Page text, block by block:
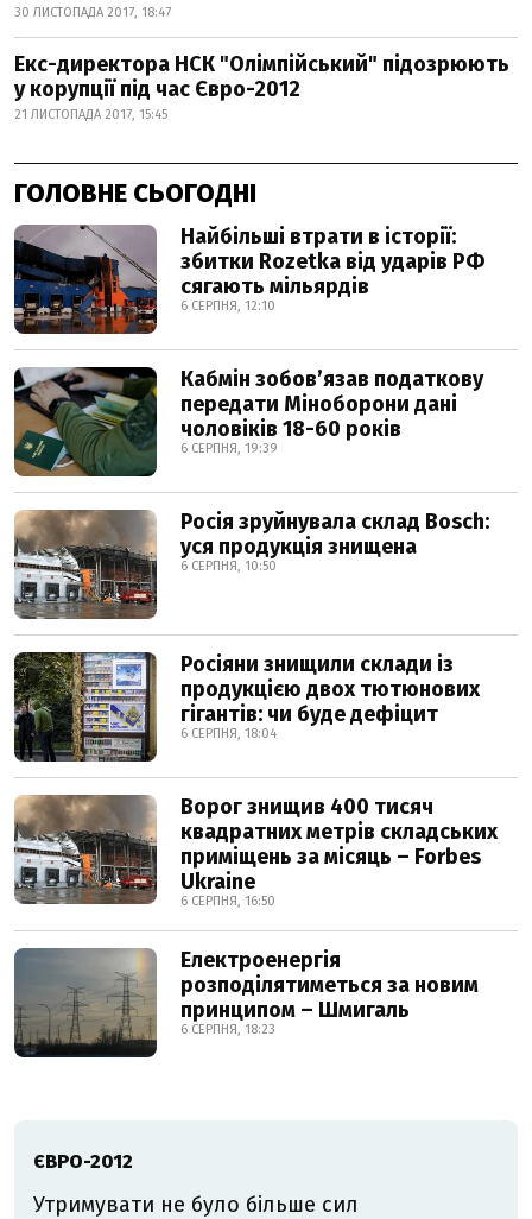
30 ЛИСТОПАДА 2017, 18:47
Екс-директора НСК "Олімпійський" підозрюють
у корупції під час Євро-2012
21 ЛИСТОПАДА 2017, 15:45
ГОЛОВНЕ СЬОГОДНІ
Найбільші втрати в історії:
збитки Rozetka від ударів РФ
сягають мільярдів
6 СЕРПНЯ, 12:10
Кабмін зобовʼязав податкову
передати Міноборони дані
чоловіків 18-60 років
6 СЕРПНЯ, 19:39
Росія зруйнувала склад Bosch:
уся продукція знищена
6 СЕРПНЯ, 10:50
Росіяни знищили склади із
продукцією двох тютюнових
гігантів: чи буде дефіцит
6 СЕРПНЯ, 18:04
Ворог знищив 400 тисяч
квадратних метрів складських
приміщень за місяць – Forbes
Ukraine
6 СЕРПНЯ, 16:50
Електроенергія
розподілятиметься за новим
принципом – Шмигаль
6 СЕРПНЯ, 18:23
ЄВРО-2012
Утримувати не було більше сил